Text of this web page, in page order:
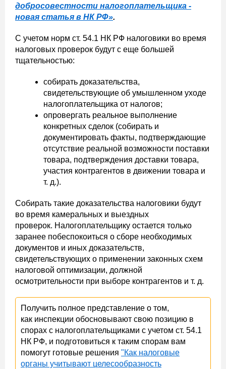
добросовестности налогоплательщика -
новая статья в НК РФ».
С учетом норм ст. 54.1 НК РФ налоговики во время
налоговых проверок будут с еще большей
тщательностью:
собирать доказательства,
свидетельствующие об умышленном уходе
налогоплательщика от налогов;
опровергать реальное выполнение
конкретных сделок (собирать и
документировать факты, подтверждающие
отсутствие реальной возможности поставки
товара, подтверждения доставки товара,
участия контрагентов в движении товара и
т. д.).
Собирать такие доказательства налоговики будут
во время камеральных и выездных
проверок. Налогоплательщику остается только
заранее побеспокоиться о сборе необходимых
документов и иных доказательств,
свидетельствующих о применении законных схем
налоговой оптимизации, должной
осмотрительности при выборе контрагентов и т. д.
Получить полное представление о том,
как инспекции обосновывают свою позицию в
спорах с налогоплательщиками с учетом ст. 54.1
НК РФ, и подготовиться к таким спорам вам
помогут готовые решения "Как налоговые
органы учитывают целесообразность